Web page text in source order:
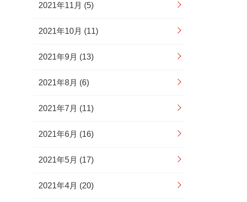
2021年11月 (5)
2021年10月 (11)
2021年9月 (13)
2021年8月 (6)
2021年7月 (11)
2021年6月 (16)
2021年5月 (17)
2021年4月 (20)